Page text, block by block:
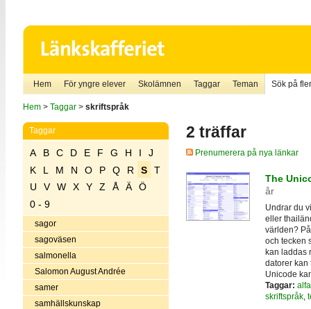
Hem För yngre elever Skolämnen Taggar Teman Sök på
Hem> Taggar> skriftspråk
Taggar
A B C D E F G H I
J
K
L M N O P Q R S
T
U
V W X Y Z Å Ä
Ö
0 - 9
sagor
sagoväsen
salmonella
Salomon August Andrée
samer
samhällskunskap
2 träffar
Prenumerera på nya länkar
The
år
Undrar du
eller
världen?
och tecken
kan laddas
datorer kan
Unicode
Taggar:
skriftspråk,